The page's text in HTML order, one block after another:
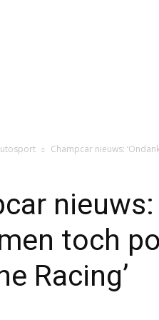
Champcar nieuws:
nieuws:
toch
Racing’